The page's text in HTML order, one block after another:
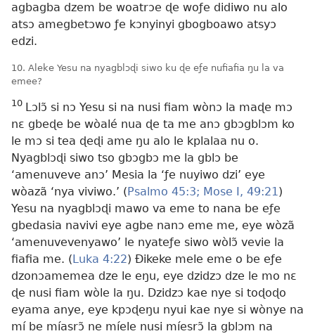
agbagba dzem be woatrɔe ɖe woƒe didiwo nu alo
atsɔ amegbetɔwo ƒe kɔnyinyi gbogboawo atsyɔ
edzi.
10. Aleke Yesu na nyagblɔɖi siwo ku ɖe eƒe nufiafia ŋu la va
emee?
10 Lɔlɔ̃ si nɔ Yesu si na nusi fiam wònɔ la maɖe mɔ
nɛ gbeɖe be wòalé nua ɖe ta me anɔ gbɔgblɔm ko
le mɔ si tea ɖeɖi ame ŋu alo le kplalaa nu o.
Nyagblɔɖi siwo tso gbɔgbɔ me la gblɔ be
‘amenuveve anɔ’ Mesia la ‘ƒe nuyiwo dzi’ eye
wòazã ‘nya viviwo.’ (Psalmo 45:3; Mose I, 49:21)
Yesu na nyagblɔɖi mawo va eme to nana be eƒe
gbedasia navivi eye agbe nanɔ eme me, eye wòzã
‘amenuvevenyawo’ le nyateƒe siwo wòlɔ̃ vevie la
fiafia me. (Luka 4:22) Ðikeke mele eme o be eƒe
dzonɔamemea dze le eŋu, eye dzidzɔ dze le mo nɛ
ɖe nusi fiam wòle la ŋu. Dzidzɔ kae nye si toɖoɖo
eyama anye, eye kpɔɖeŋu nyui kae nye si wònye na
mí be míasrɔ̃ ne míele nusi míesrɔ̃ la gblɔm na